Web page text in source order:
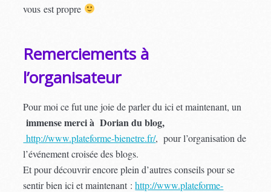
vous est propre
Remerciements à
l’organisateur
Pour moi ce fut une joie de parler du ici et maintenant, un
immense merci à Dorian du blog,
http://www.plateforme-bienetre.fr/, pour l’organisation de
l’événement croisée des blogs.
Et pour découvrir encore plein d’autres conseils pour se
sentir bien ici et maintenant :http://www.plateforme-